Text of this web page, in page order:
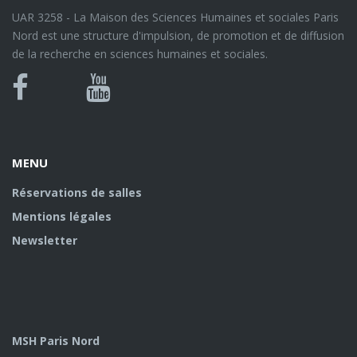
UAR 3258 - La Maison des Sciences Humaines et sociales Paris
Nord est une structure d'impulsion, de promotion et de diffusion
de la recherche en sciences humaines et sociales.
Bluesky
Canal
MENU
Réservations de salles
Mentions légales
Newsletter
MSH Paris Nord